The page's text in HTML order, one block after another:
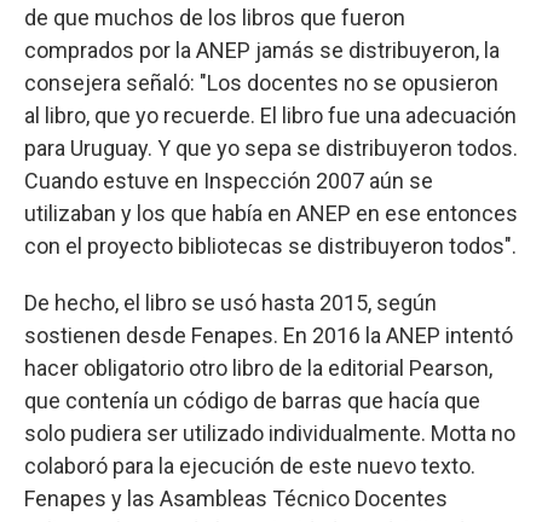
de que muchos de los libros que fueron
comprados por la ANEP jamás se distribuyeron, la
consejera señaló: "Los docentes no se opusieron
al libro, que yo recuerde. El libro fue una adecuación
para Uruguay. Y que yo sepa se distribuyeron todos.
Cuando estuve en Inspección 2007 aún se
utilizaban y los que había en ANEP en ese entonces
con el proyecto bibliotecas se distribuyeron todos".
De hecho, el libro se usó hasta 2015, según
sostienen desde Fenapes. En 2016 la ANEP intentó
hacer obligatorio otro libro de la editorial Pearson,
que contenía un código de barras que hacía que
solo pudiera ser utilizado individualmente. Motta no
colaboró para la ejecución de este nuevo texto.
Fenapes y las Asambleas Técnico Docentes